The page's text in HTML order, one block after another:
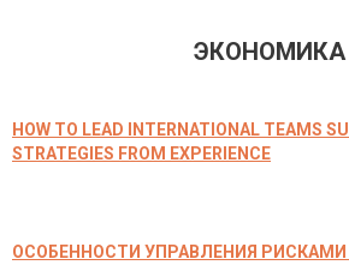
ЭКОНОМИКА
HOW TO LEAD INTERNATIONAL TEAMS
STRATEGIES FROM EXPERIENCE
ОСОБЕННОСТИ УПРАВЛЕНИЯ РИСКАМИ